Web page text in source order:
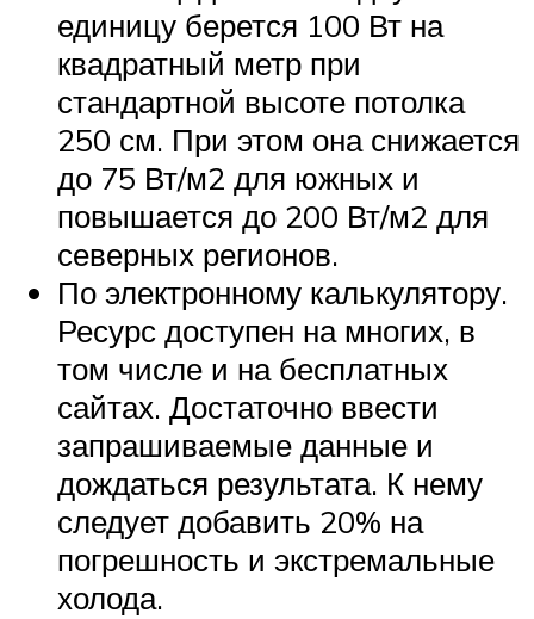
единицу берется 100 Вт на
квадратный метр при
стандартной высоте потолка
250 см. При этом она снижается
до 75 Вт/м2 для южных и
повышается до 200 Вт/м2 для
северных регионов.
По электронному калькулятору.
Ресурс доступен на многих, в
том числе и на бесплатных
сайтах. Достаточно ввести
запрашиваемые данные и
дождаться результата. К нему
следует добавить 20% на
погрешность и экстремальные
холода.